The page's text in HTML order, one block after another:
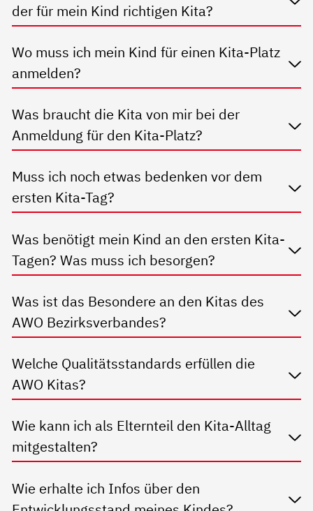
der für mein Kind richtigen Kita?
Wo muss ich mein Kind für einen Kita-Platz
anmelden?
Was braucht die Kita von mir bei der
Anmeldung für den Kita-Platz?
Muss ich noch etwas bedenken vor dem
ersten Kita-Tag?
Was benötigt mein Kind an den ersten Kita-
Tagen? Was muss ich besorgen?
Was ist das Besondere an den Kitas des
AWO Bezirksverbandes?
Welche Qualitätsstandards erfüllen die
AWO Kitas?
Wie kann ich als Elternteil den Kita-Alltag
mitgestalten?
Wie erhalte ich Infos über den